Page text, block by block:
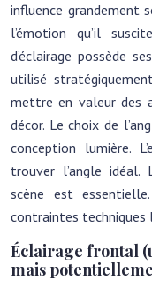
influence grandement
l’émotion qu’il
d’éclairage possède
utilisé
mettre en valeur des
décor. Le choix de
conception lumière.
trouver l’angle
scène est
contraintes techniques
Éclairage frontal
mais